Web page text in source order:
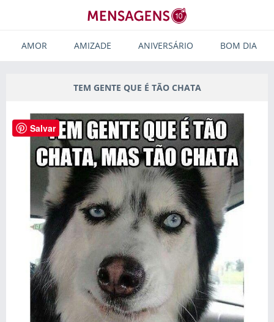
AMOR AMIZADE ANIVERSÁRIO BOM DIA
TEM GENTE QUE É TÃO CHATA
Salvar